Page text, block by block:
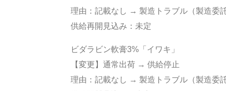
理由：記載なし → 製造トラブル（製造委託
供給再開見込み：未定
ビダラビン軟膏3%「イワキ」
【変更】通常出荷 → 供給停止
理由：記載なし → 製造トラブル（製造委託